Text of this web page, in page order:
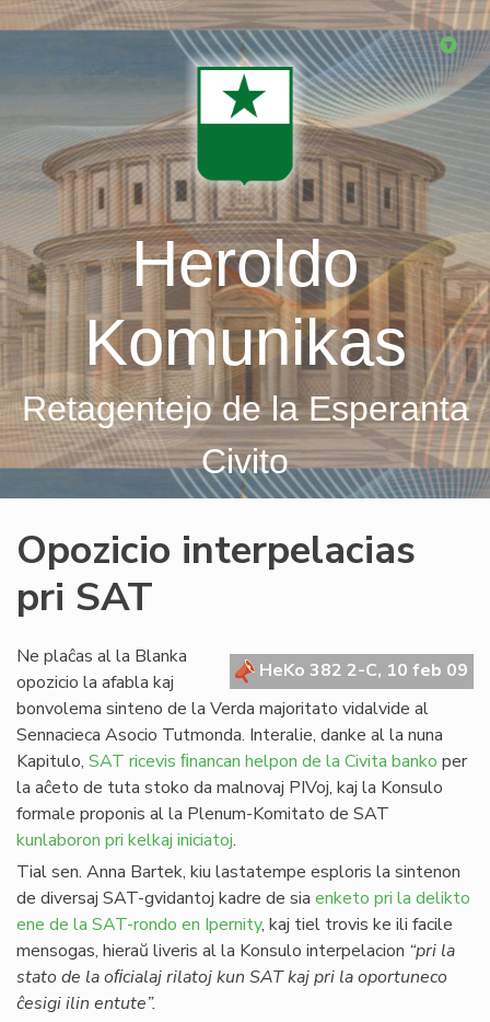
Skip
Heroldo
Komunikas
Retagentejo de la Esperanta
Civito
Opozicio interpelacias
pri SAT
HeKo 382 2-C, 10 feb 09
Ne plaĉas al la Blanka
opozicio la afabla kaj
bonvolema sinteno de la Verda majoritato vidalvide al
Sennacieca Asocio Tutmonda. Interalie, danke al la nuna
Kapitulo, SAT ricevis ﬁnancan helpon de la Civita banko per
la aĉeto de tuta stoko da malnovaj PIVoj, kaj la Konsulo
formale proponis al la Plenum-Komitato de SAT
kunlaboron pri kelkaj iniciatoj.
Tial sen. Anna Bartek, kiu lastatempe esploris la sintenon
de diversaj SAT-gvidantoj kadre de sia enketo pri la delikto
ene de la SAT-rondo en Ipernity, kaj tiel trovis ke ili facile
mensogas, hieraŭ liveris al la Konsulo interpelacion “pri la
stato de la oﬁcialaj rilatoj kun SAT kaj pri la oportuneco
ĉesigi ilin entute”.